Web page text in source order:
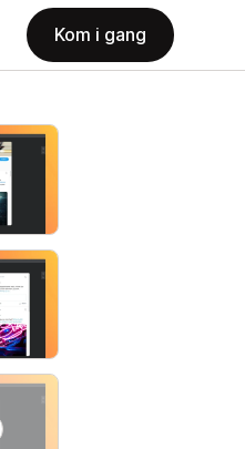
Kom i gang